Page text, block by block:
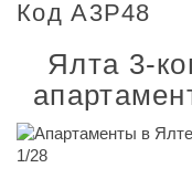
Код A3P48
Ялта 3-
1/28